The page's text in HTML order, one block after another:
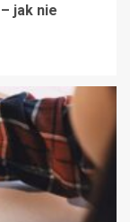
jak nie